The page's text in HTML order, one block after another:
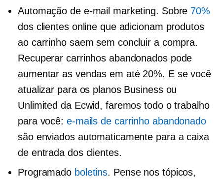
Automação de e-mail marketing. Sobre 70%
dos clientes online que adicionam produtos
ao carrinho saem sem concluir a compra.
Recuperar carrinhos abandonados pode
aumentar as vendas em até 20%. E se você
atualizar para os planos Business ou
Unlimited da Ecwid, faremos todo o trabalho
para você: e-mails de carrinho abandonado
são enviados automaticamente para a caixa
de entrada dos clientes.
Programado boletins. Pense nos tópicos,